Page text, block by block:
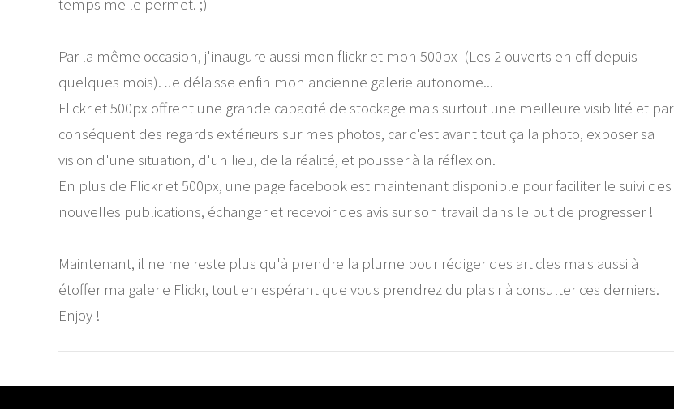
temps me le permet. ;)
Par la même occasion, j'inaugure aussi mon flickret mon 500px (Les 2 ouverts en off depuis
quelques mois). Je délaisse enfin mon ancienne galerie autonome...
Flickr et 500px offrent une grande capacité de stockage mais surtout une meilleure visibilité et par
conséquent des regards extérieurs sur mes photos, car c'est avant tout ça la photo, exposer sa
vision d'une situation, d'un lieu, de la réalité, et pousser à la réflexion.
En plus de Flickr et 500px, une page facebook est maintenant disponible pour faciliter le suivi des
nouvelles publications, échanger et recevoir des avis sur son travail dans le but de progresser !
Maintenant, il ne me reste plus qu'à prendre la plume pour rédiger des articles mais aussi à
étoffer ma galerie Flickr, tout en espérant que vous prendrez du plaisir à consulter ces derniers.
Enjoy !